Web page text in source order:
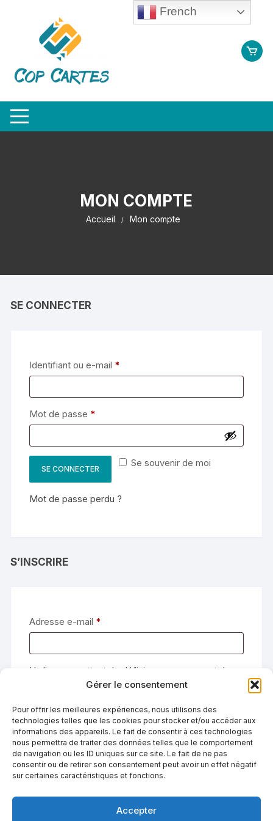
Gérer le consentement
Pour offrir les meilleures expériences, nous utilisons des
technologies telles que les cookies pour stocker et/ou accéder aux
informations des appareils. Le fait de consentir à ces technologies
nous permettra de traiter des données telles que le comportement
de navigation ou les ID uniques sur ce site. Le fait de ne pas
consentir ou de retirer son consentement peut avoir un effet négatif
sur certaines caractéristiques et fonctions.
Accepter
MON COMPTE
Accueil Mon compte
SE CONNECTER
Identifiant ou e-mail *
Mot de passe *
Se souvenir de moi
SE CONNECTER
Mot de passe perdu ?
S’INSCRIRE
Adresse e-mail *
Un lien permettant de définir un nouveau mot de
passe sera envoyé à votre adresse e-mail.
Vos données personnelles seront utilisées pour
vous accompagner au cours de votre visite du site
web, gérer l’accès à votre compte, et pour
d’autres raisons décrites dans notrepolitique de
confidentialité.
French